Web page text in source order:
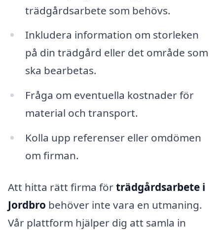
trädgårdsarbete som behövs.
Inkludera information om storleken
på din trädgård eller det område som
ska bearbetas.
Fråga om eventuella kostnader för
material och transport.
Kolla upp referenser eller omdömen
om firman.
Att hitta rätt firma förträdgårdsarbete i
Jordbro behöver inte vara en utmaning.
Vår plattform hjälper dig att samla in